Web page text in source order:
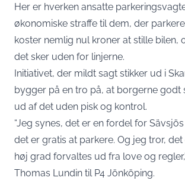
Her er hverken ansatte
økonomiske straffe til dem, der
koster nemlig nul kroner at stille bilen,
det sker uden for linjerne.
Initiativet, der mildt sagt stikker ud i
bygger på en tro på, at borgerne godt
ud af det uden pisk og kontrol.
“Jeg synes, det er en fordel for
det er gratis at parkere. Og jeg tror,
høj grad forvaltes ud fra love og
Thomas Lundin til P4 Jönköping.